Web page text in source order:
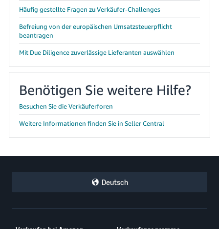
Häufig gestellte Fragen zu Verkäufer-Challenges
Befreiung von der europäischen Umsatzsteuerpflicht
beantragen
Mit Due Diligence zuverlässige Lieferanten auswählen
Benötigen Sie weitere Hilfe?
Besuchen Sie die Verkäuferforen
Weitere Informationen finden Sie in Seller Central
Deutsch